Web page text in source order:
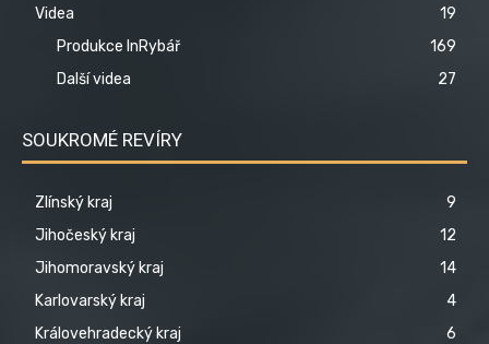
Videa
19
Produkce InRybář
169
Další videa
27
SOUKROMÉ REVÍRY
Zlínský kraj
9
Jihočeský kraj
12
Jihomoravský kraj
14
Karlovarský kraj
4
Královehradecký kraj
6